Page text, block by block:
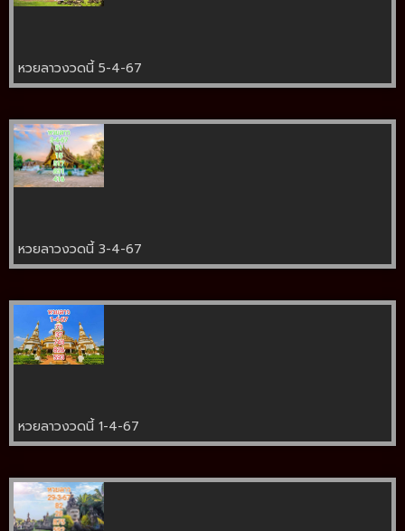
หวยลาวงวดนี้ 5-4-67
หวยลาวงวดนี้ 3-4-67
หวยลาวงวดนี้ 1-4-67